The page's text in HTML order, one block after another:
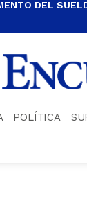
DEL
POLÍTICA